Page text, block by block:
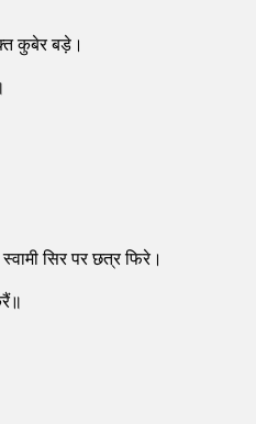
कुबेर बड़े।
सिर पर छत्र फिरे।